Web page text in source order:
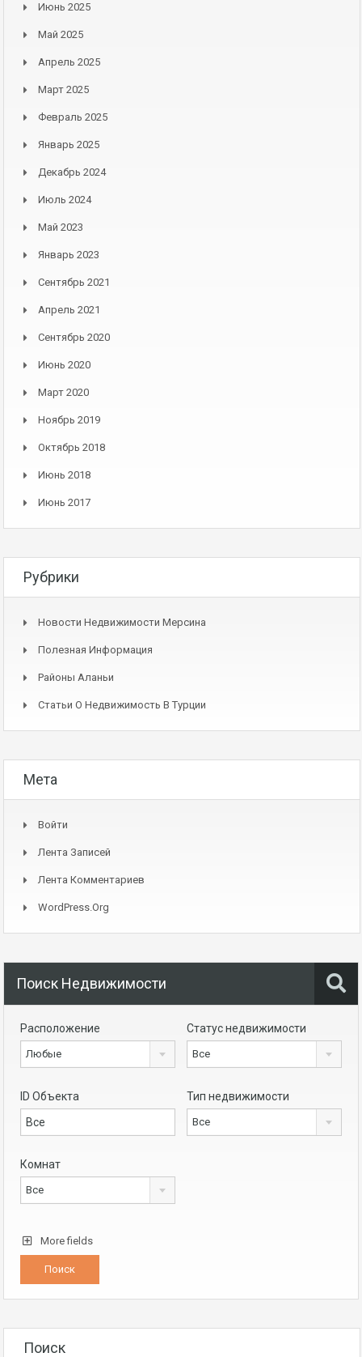
Июнь 2025
Май 2025
Апрель 2025
Март 2025
Февраль 2025
Январь 2025
Декабрь 2024
Июль 2024
Май 2023
Январь 2023
Сентябрь 2021
Апрель 2021
Сентябрь 2020
Июнь 2020
Март 2020
Ноябрь 2019
Октябрь 2018
Июнь 2018
Июнь 2017
Рубрики
Новости Недвижимости Мерсина
Полезная Информация
Районы Аланьи
Статьи О Недвижимость В Турции
Мета
Войти
Лента Записей
Лента Комментариев
WordPress.org
Поиск Недвижимости
Расположение
Любые
Статус недвижимости
Все
ID Объекта Тип недвижимости
Все
Комнат
Все
More fields
Поиск